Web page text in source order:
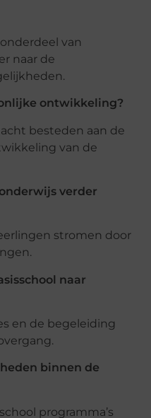
van
naar de
ontwikkeling?
besteden aan de
van de
verder
stromen door
naar
en de begeleiding
binnen de
programma’s